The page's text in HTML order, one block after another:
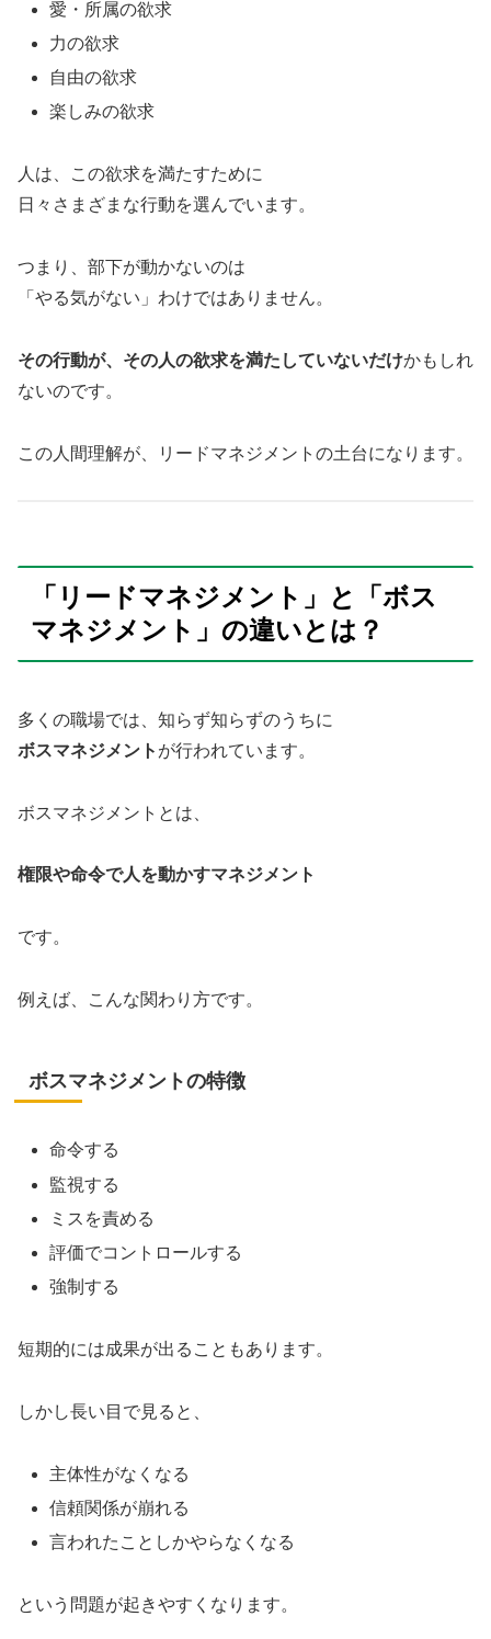
愛・所属の欲求
力の欲求
自由の欲求
楽しみの欲求
人は、この欲求を満たすために
日々さまざまな行動を選んでいます。
つまり、部下が動かないのは
「やる気がない」わけではありません。
その行動が、その人の欲求を満たしていないだけかもしれ
ないのです。
この人間理解が、リードマネジメントの土台になります。
「リードマネジメント」と「ボス
マネジメント」の違いとは？
多くの職場では、知らず知らずのうちに
ボスマネジメント が行われています。
ボスマネジメントとは、
権限や命令で人を動かすマネジメント
です。
例えば、こんな関わり方です。
ボスマネジメントの特徴
命令する
監視する
ミスを責める
評価でコントロールする
強制する
短期的には成果が出ることもあります。
しかし長い目で見ると、
主体性がなくなる
信頼関係が崩れる
言われたことしかやらなくなる
という問題が起きやすくなります。